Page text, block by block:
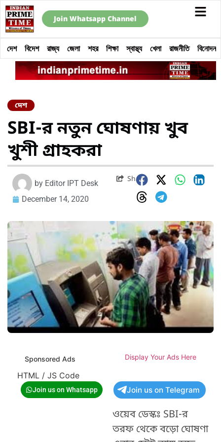
Join Whatsapp Channel
দেশ বিদেশ রাজ্য জেলা শহর শিক্ষা স্বাস্থ্য খেলা রাজনীতি বিনোদন
দেশ
SBI-র নতুন ঘোষণায় খুব
খুশী গ্রাহকরা
by Editor IPT Desk
December 14, 2020
Share
Sponsored Ads Display Your Ads Here
HTML / JS Code
Join us on Whatsapp Join us on Telegram
ওয়েব ডেস্কঃ SBI-র
তরফ থেকে বড়ো ঘোষণা